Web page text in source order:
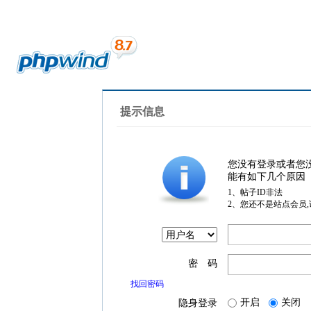
提示信息
您没有登录或者您
能有如下几个原因
1、帖子ID非法
2、您还不是站点会员
密 码
找回密码
隐身登录 开启 关闭